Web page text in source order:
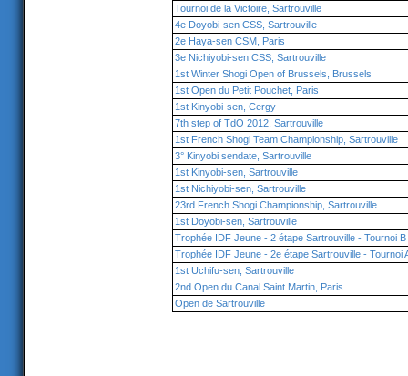
Tournoi de la Victoire, Sartrouville
4e Doyobi-sen CSS, Sartrouville
2e Haya-sen CSM, Paris
3e Nichiyobi-sen CSS, Sartrouville
1st Winter Shogi Open of Brussels, Brussels
1st Open du Petit Pouchet, Paris
1st Kinyobi-sen, Cergy
7th step of TdO 2012, Sartrouville
1st French Shogi Team Championship, Sartrouville
3° Kinyobi sendate, Sartrouville
1st Kinyobi-sen, Sartrouville
1st Nichiyobi-sen, Sartrouville
23rd French Shogi Championship, Sartrouville
1st Doyobi-sen, Sartrouville
Trophée IDF Jeune - 2 étape Sartrouville - Tournoi B
Trophée IDF Jeune - 2e étape Sartrouville - Tournoi
1st Uchifu-sen, Sartrouville
2nd Open du Canal Saint Martin, Paris
Open de Sartrouville